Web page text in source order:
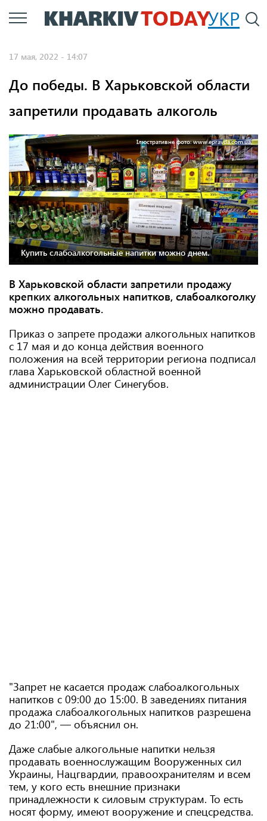
Перейти
к
УКР
17 мая, 2022 - 14:07
До победы. В Харьковской области
запретили продавать алкоголь
Ілюстративне фото: www.epravda.com.ua.
Купить слабоалкогольные напитки можно днем.
В Харьковской области запретили продажу
крепких алкогольных напитков, слабоалкоголку
можно продавать.
Приказ о запрете продажи алкогольных напитков
с 17 мая и до конца действия военного
положения на всей территории региона подписал
глава Харьковской областной военной
администрации Олег Синегубов.
"Запрет не касается продаж слабоалкогольных
напитков с 09:00 до 15:00. В заведениях питания
продажа слабоалкогольных напитков разрешена
до 21:00", — объяснил он.
Даже слабые алкогольные напитки нельзя
продавать военнослужащим Вооруженных сил
Украины, Нацгвардии, правоохранителям и всем
тем, у кого есть внешние признаки
принадлежности к силовым структурам. То есть
носят форму, имеют вооружение и спецсредства.